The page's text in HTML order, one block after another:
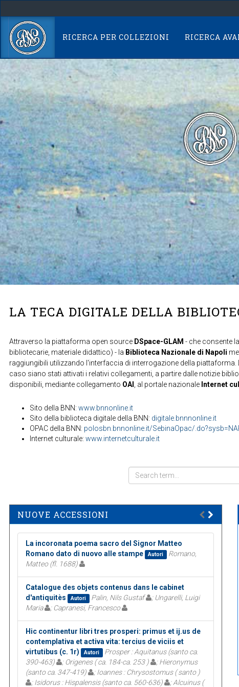
navigation
RICERCA PER COLLEZIONI RICERCA
LA TECA DIGITALE DELLA
Attraverso la piattaforma open source DSpace-GLAM - che consente
bibliotecarie, materiale didattico) - la Biblioteca Nazionale di Napoli
raggiungibili utilizzando l'interfaccia di interrogazione della
caso siano stati attivati i relativi collegamenti, a partire dalle notizie
disponibili, mediante collegamento OAI , al portale nazionale Internet
Sito della BNN: www.bnnonline.it
Sito della biblioteca digitale della BNN: digitale.bnnnonline.it
OPAC della BNN: polosbn.bnnonline.it/SebinaOpac/
Internet culturale: www.internetculturale.it
NUOVE ACCESSIONI
La incoronata poema sacro del Signor Matteo
Romano dato di nuovo alle stampe
Autori
Romano,
Matteo (fl. 1688)
Catalogue des objets contenus dans le cabinet
d'antiquitès
Autori Palin, Nils Gustaf
; Ungarelli, Luigi
Maria
; Capranesi, Francesco
Hic continentur libri tres prosperi: primus et ij.us de
contemplativa et activa vita: tercius de viciis et
virtutibus (c. 1r)
Autori
Prosper : Aquitanus (santo ca.
390-463)
; Origenes ( ca. 184-ca. 253 )
; Hieronymus
(santo ca. 347-419)
; Ioannes : Chrysostomus ( santo )
; Isidorus : Hispalensis (santo ca. 560-636)
; Alcuinus (